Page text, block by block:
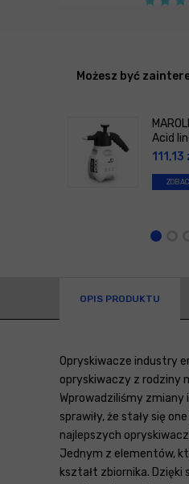
Możesz być
Acid
111,13
OPIS PRODUKTU
Opryskiwacze industry
opryskiwaczy z rodziny
Wprowadziliśmy zmiany
sprawiły, że stały się
najlepszych
Jednym z elementów,
kształt zbiornika. Dzięki